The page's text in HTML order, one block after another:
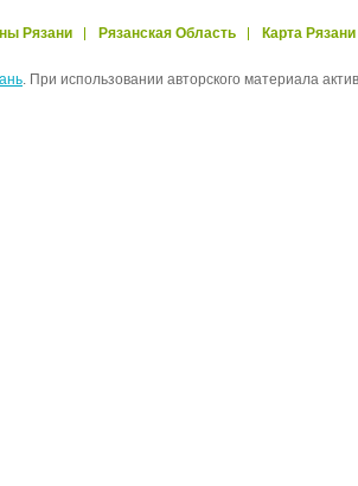
Рязани Рязанская Область Карта Рязани
. При использовании авторского материала